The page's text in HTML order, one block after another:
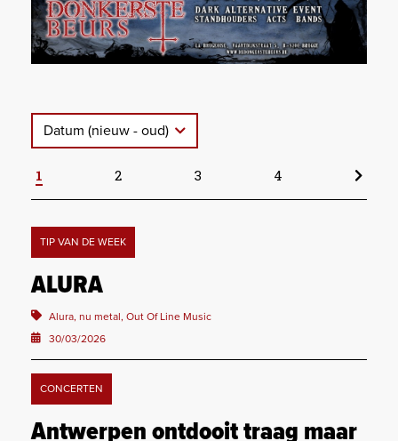
Datum (nieuw - oud)
1 2 3 4
TIP VAN DE WEEK
ALURA
Alura, nu metal, Out Of Line Music
30/03/2026
CONCERTEN
Antwerpen ontdooit traag maar